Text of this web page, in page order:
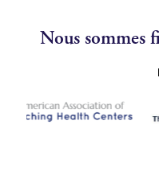
Nous sommes